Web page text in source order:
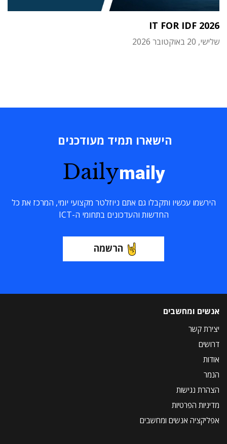
IT FOR IDF 2026
שלישי, 20 באוקטובר 2026
הישארו תמיד מעודכנים
Dailymaily
הירשמו עכשיו ותקבלו גם אתם ניוזלטר מקצועי יומי, המרכז את כל
החדשות והעדכונים בתחומי ה-ICT
הרשמה
אנשים ומחשבים
יצירת קשר
דרושים
אודות
הנמר
הצהרת נגישות
מדיניות הפרטיות
אפליקציה אנשים ומחשבים